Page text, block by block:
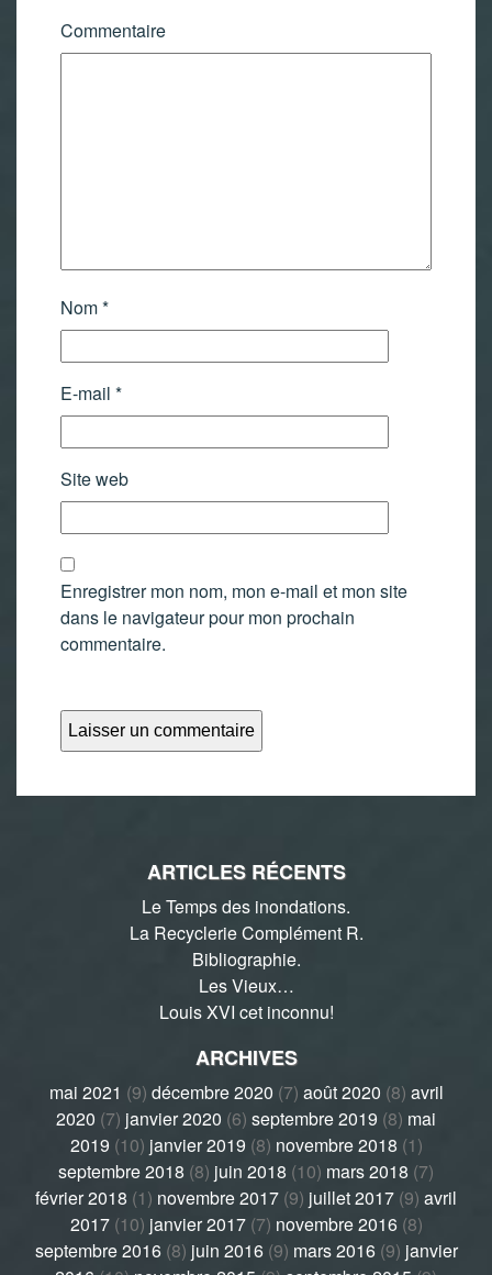
Commentaire
Nom*
E-mail *
Site web
Enregistrer mon nom, mon e-mail et mon site
dans le navigateur pour mon prochain
commentaire.
ARTICLES RÉCENTS
Le Temps des inondations.
La Recyclerie Complément R.
Bibliographie.
Les Vieux…
Louis XVI cet inconnu!
ARCHIVES
mai 2021 (9) décembre 2020 (7) août 2020 (8) avril
2020 (7) janvier 2020 (6) septembre 2019 (8) mai
2019 (10) janvier 2019 (8) novembre 2018 (1)
septembre 2018 (8) juin 2018 (10) mars 2018 (7)
février 2018 (1) novembre 2017 (9) juillet 2017 (9) avril
2017(10) janvier 2017(7) novembre 2016(8)
septembre 2016(8) juin 2016(9) mars 2016(9) janvier